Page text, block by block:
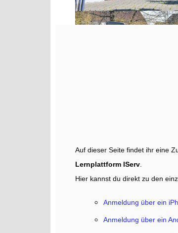
Auf dieser Seite findet ihr eine
Lernplattform IServ
Hier kannst du direkt zu den
Anmeldung über ein
Anmeldung über ein